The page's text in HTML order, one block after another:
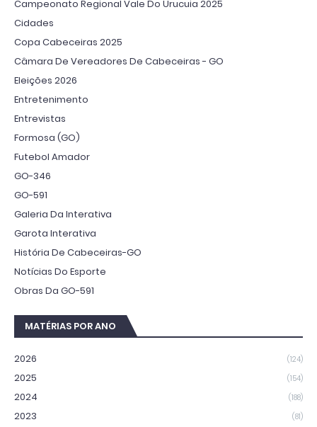
Campeonato Regional Vale Do Urucuia 2025
Cidades
Copa Cabeceiras 2025
Câmara De Vereadores De Cabeceiras - GO
Eleições 2026
Entretenimento
Entrevistas
Formosa (GO)
Futebol Amador
GO-346
GO-591
Galeria Da Interativa
Garota Interativa
História De Cabeceiras-GO
Notícias Do Esporte
Obras Da GO-591
MATÉRIAS POR ANO
2026 (124)
2025 (154)
2024 (188)
2023 (81)